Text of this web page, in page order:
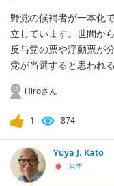
野党の候補者が一本化
立しています。世間か
反与党の票や浮動票が
党が当選すると思われ
Hiroさん
1 874
Yuya J. Kato
日本